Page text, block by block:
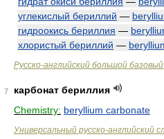
углекислый бериллий —
гидроокись бериллия —
хлористый бериллий —
Русско-английский большой
7
карбонат бериллия
Chemistry: beryllium carbonate
Универсальный русско-английский